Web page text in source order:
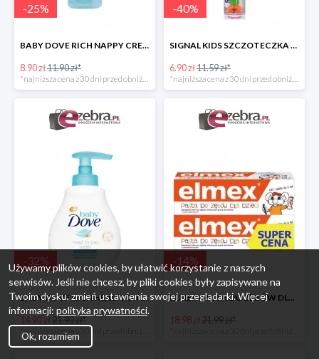
-25%
BABY DOVE RICH NAPPY CREAM KREM PRZECIW ODPARZENIOM
8.90 zł11.90 zł*
-40%
SIGNAL KIDS SZCZOTECZKA DO ZĘBÓW DLA DZIECI
6.90 zł11.59 zł*
-32%
BABY DOVE RICH HEAD TO TOE WASH EMULSJA DO MYCIA CIAŁA I WŁOSÓW
14.90 zł21.90 zł*
-14%
ELMEX PASTA DO ZĘBÓW DLA DZIECI 2PAK
18.98 zł21.99 zł*
Używamy plików cookies, by ułatwić korzystanie z naszych
serwisów. Jeśli nie chcesz, by pliki cookies były zapisywane na
Twoim dysku, zmień ustawienia swojej przeglądarki. Więcej
informacji: polityka prywatności.
Ok, rozumiem